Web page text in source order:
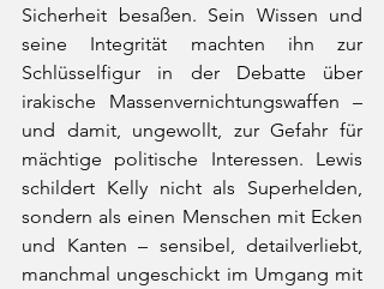
Sicherheit besaßen. Sein Wissen und
seine Integrität machten ihn zur
Schlüsselfigur in der Debatte über
irakische Massenvernichtungswaffen –
und damit, ungewollt, zur Gefahr für
mächtige politische Interessen. Lewis
schildert Kelly nicht als Superhelden,
sondern als einen Menschen mit Ecken
und Kanten – sensibel, detailverliebt,
manchmal ungeschickt im Umgang mit